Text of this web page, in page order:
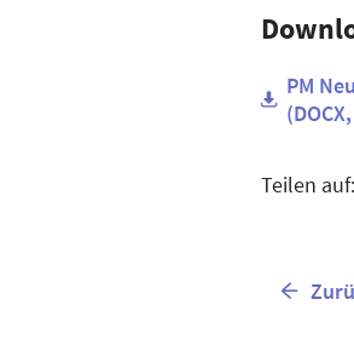
PM
Teilen auf: